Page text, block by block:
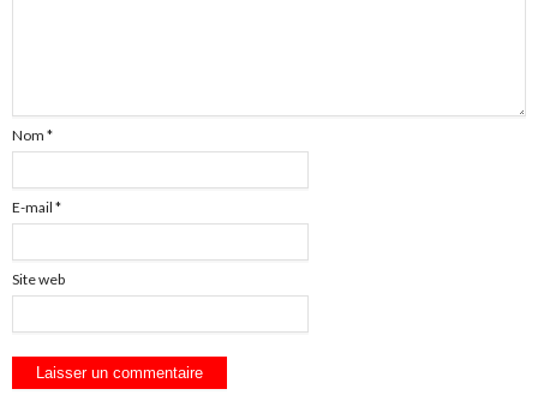
Nom *
E-mail *
Site web